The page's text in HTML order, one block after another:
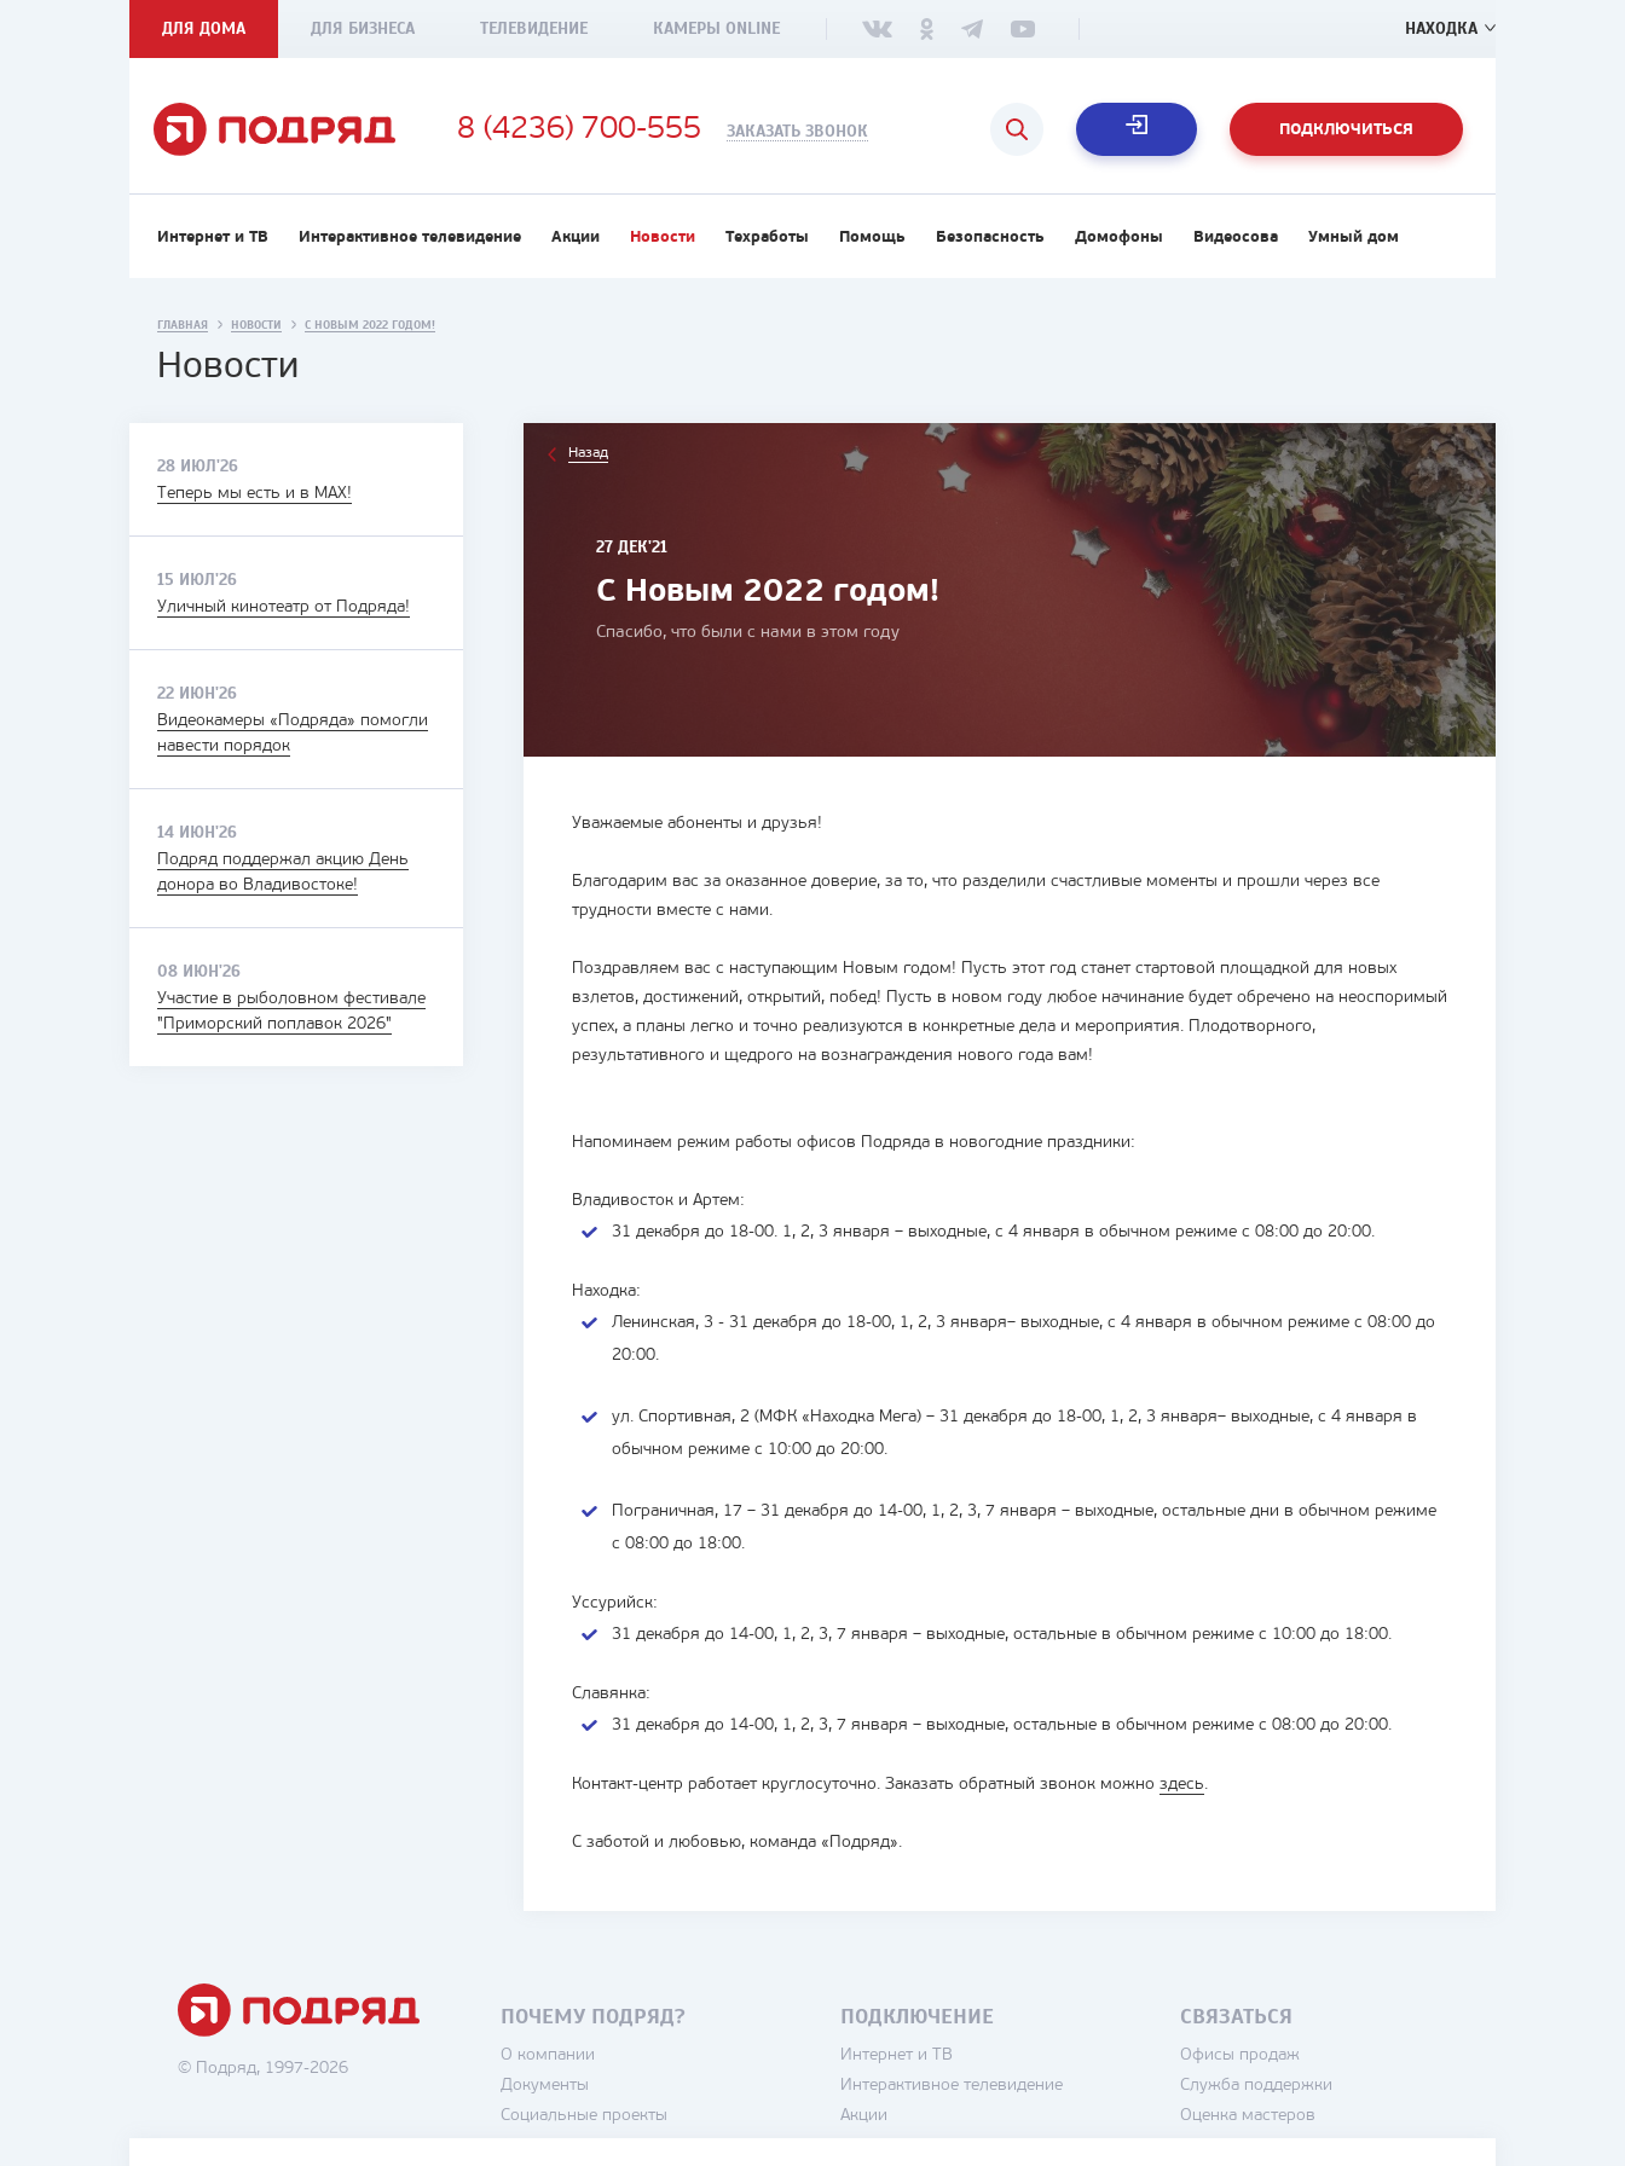
ДЛЯ ДОМА ДЛЯ БИЗНЕСА ТЕЛЕВИДЕНИЕ КАМЕРЫ ONLINE НАХОДКА
8 (4236) 700-555 ЗАКАЗАТЬ ЗВОНОК ПОДКЛЮЧИТЬСЯ
Интернет и ТВ Интерактивное телевидение Акции Новости Техработы Помощь Безопасность Домофоны Видеосова Умный дом
ГЛАВНАЯ НОВОСТИ С НОВЫМ 2022 ГОДОМ!
Новости
28 ИЮЛ'26
Теперь мы есть и в MAX!
15 ИЮЛ'26
Уличный кинотеатр от Подряда!
22 ИЮН'26
Видеокамеры «Подряда» помогли
навести порядок
14 ИЮН'26
Подряд поддержал акцию День
донора во Владивостоке!
08 ИЮН'26
Участие в рыболовном фестивале
"Приморский поплавок 2026"
Назад
27 ДЕК'21
С Новым 2022 годом!
Спасибо, что были с нами в этом году
Уважаемые абоненты и друзья!
Благодарим вас за оказанное доверие, за то, что разделили счастливые моменты и прошли через все
трудности вместе с нами.
Поздравляем вас с наступающим Новым годом! Пусть этот год станет стартовой площадкой для новых
взлетов, достижений, открытий, побед! Пусть в новом году любое начинание будет обречено на неоспоримый
успех, а планы легко и точно реализуются в конкретные дела и мероприятия. Плодотворного,
результативного и щедрого на вознаграждения нового года вам!
Напоминаем режим работы офисов Подряда в новогодние праздники:
Владивосток и Артем:
31 декабря до 18-00. 1, 2, 3 января – выходные, с 4 января в обычном режиме с 08:00 до 20:00.
Находка:
Ленинская, 3 - 31 декабря до 18-00, 1, 2, 3 января– выходные, с 4 января в обычном режиме с 08:00 до
20:00.
ул. Спортивная, 2 (МФК «Находка Мега) – 31 декабря до 18-00, 1, 2, 3 января– выходные, с 4 января в
обычном режиме с 10:00 до 20:00.
Пограничная, 17 – 31 декабря до 14-00, 1, 2, 3, 7 января – выходные, остальные дни в обычном режиме
с 08:00 до 18:00.
Уссурийск:
31 декабря до 14-00, 1, 2, 3, 7 января – выходные, остальные в обычном режиме с 10:00 до 18:00.
Славянка:
31 декабря до 14-00, 1, 2, 3, 7 января – выходные, остальные в обычном режиме с 08:00 до 20:00.
Контакт-центр работает круглосуточно. Заказать обратный звонок можно здесь.
С заботой и любовью, команда «Подряд».
© Подряд, 1997-2026
ПОЧЕМУ ПОДРЯД?
О компании
Документы
Социальные проекты
ПОДКЛЮЧЕНИЕ
Интернет и ТВ
Интерактивное телевидение
Акции
СВЯЗАТЬСЯ
Офисы продаж
Служба поддержки
Оценка мастеров